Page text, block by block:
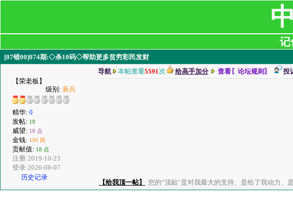
记
[07错00]074期:◇杀10码◇帮助更多贫穷彩民发财
【荣老板】
级别: 新兵
精华: 0
发帖: 18
威望: 18 点
金钱: 190 两
贡献值: 18 点
注册:2019-10-23
登录:2026-08-07
历史记录
导航 本帖查看5591次 给高手加分 查看〖论坛规则〗 投
【给我顶一帖】 您的“顶贴”是对我最大的支持、是给了我动力、